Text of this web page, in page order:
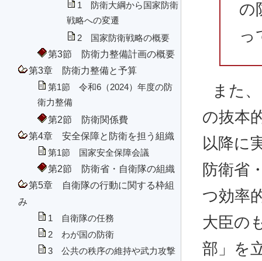
1 防衛大綱から国家防衛
戦略への変遷
2 国家防衛戦略の概要
第3節 防衛力整備計画の概要
第3章 防衛力整備と予算
第1節 令和6（2024）年度の防
衛力整備
第2節 防衛関係費
第4章 安全保障と防衛を担う組織
第1節 国家安全保障会議
第2節 防衛省・自衛隊の組織
第5章 自衛隊の行動に関する枠組
み
1 自衛隊の任務
2 わが国の防衛
3 公共の秩序の維持や武力攻撃
の
っ
また
の抜本
以降に
防衛省
つ効率
大臣の
部」を